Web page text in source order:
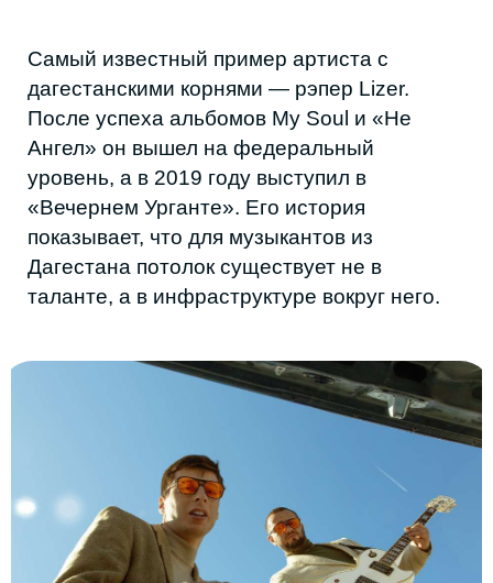
Группу «нееет, ты что» Рамазана Маллаева
и Расула Махалиева соединяет джаз, фанк,
соул и хип-хоп с местными отсылками и
сленгом. Даже название — это реакция
слушателя, для которого такая музыка
непривычна. За несколько лет вышли два
студийных альбома и лайв, прошли
«Квартирнике» на НТВ. Как и многие
независимые проекты, группа в какой-то